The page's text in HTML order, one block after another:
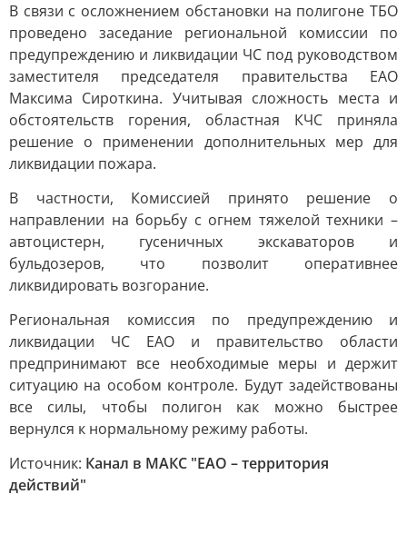
В связи с осложнением обстановки на полигоне ТБО
проведено заседание региональной комиссии по
предупреждению и ликвидации ЧС под руководством
заместителя председателя правительства ЕАО
Максима Сироткина. Учитывая сложность места и
обстоятельств горения, областная КЧС приняла
решение о применении дополнительных мер для
ликвидации пожара.
В частности, Комиссией принято решение о
направлении на борьбу с огнем тяжелой техники –
автоцистерн, гусеничных экскаваторов и
бульдозеров, что позволит оперативнее
ликвидировать возгорание.
Региональная комиссия по предупреждению и
ликвидации ЧС ЕАО и правительство области
предпринимают все необходимые меры и держит
ситуацию на особом контроле. Будут задействованы
все силы, чтобы полигон как можно быстрее
вернулся к нормальному режиму работы.
Источник: Канал в МАКС "ЕАО – территория
действий"